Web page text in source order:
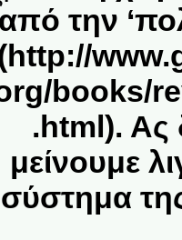
από την
http://
books/
.html). Ας
μείνουμε
σύστημα